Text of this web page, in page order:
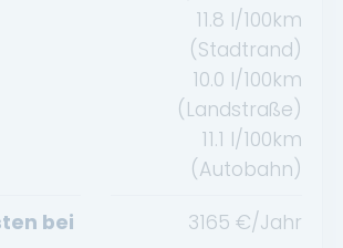
11.8 l/100km
(Stadtrand)
10.0 l/100km
(Landstraße)
11.1 l/100km
(Autobahn)
bei
3165 €/Jahr